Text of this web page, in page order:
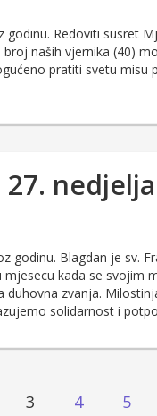
Redoviti susret
naših vjernika (40)
pratiti svetu misu
godinu. Blagdan je sv.
kada se svojim
zvanja.
solidarnost i
3 4 5